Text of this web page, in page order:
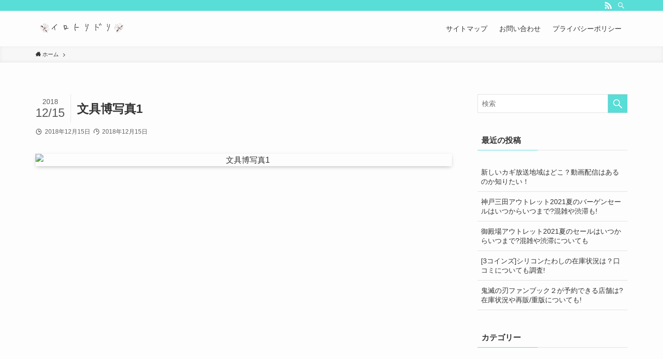
サイトマップ お問い合わせ プライバシーポリシー
ホーム
文具博写真1
2018
12/15
2018年12月15日 2018年12月15日
最近の投稿
新しいカギ放送地域はどこ？動画配信はある
のか知りたい！
神戸三田アウトレット2021夏のバーゲンセー
ルはいつからいつまで?混雑や渋滞も!
御殿場アウトレット2021夏のセールはいつか
らいつまで?混雑や渋滞についても
[3コインズ]シリコンたわしの在庫状況は？口
コミについても調査!
鬼滅の刃ファンブック２が予約できる店舗は?
在庫状況や再販/重版についても!
カテゴリー